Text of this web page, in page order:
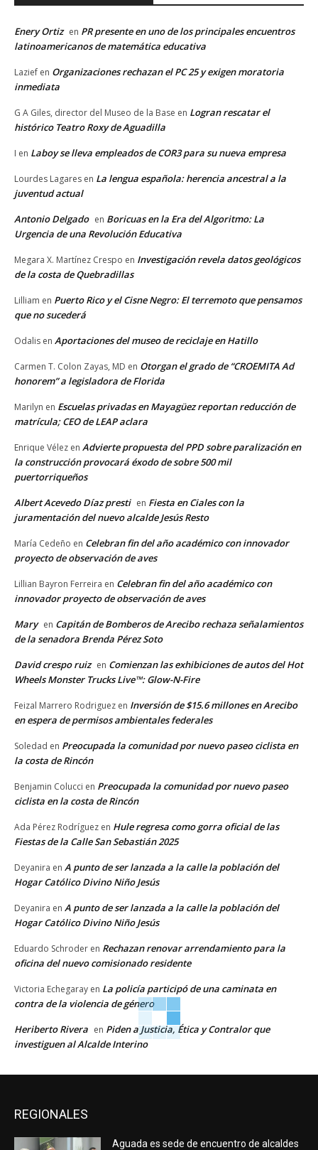
Enery Ortiz en PR presente en uno de los principales encuentros
latinoamericanos de matemática educativa
Lazief en Organizaciones rechazan el PC 25 y exigen moratoria
inmediata
G A Giles, director del Museo de la Base en Logran rescatar el
histórico Teatro Roxy de Aguadilla
I en Laboy se lleva empleados de COR3 para su nueva empresa
Lourdes Lagares en La lengua española: herencia ancestral a la
juventud actual
Antonio Delgado en Boricuas en la Era del Algoritmo: La
Urgencia de una Revolución Educativa
Megara X. Martínez Crespo en Investigación revela datos geológicos
de la costa de Quebradillas
Lilliam en Puerto Rico y el Cisne Negro: El terremoto que pensamos
que no sucederá
Odalis en Aportaciones del museo de reciclaje en Hatillo
Carmen T. Colon Zayas, MD en Otorgan el grado de “CROEMITA Ad
honorem” a legisladora de Florida
Marilyn en Escuelas privadas en Mayagüez reportan reducción de
matrícula; CEO de LEAP aclara
Enrique Vélez en Advierte propuesta del PPD sobre paralización en
la construcción provocará éxodo de sobre 500 mil
puertorriqueños
Albert Acevedo Díaz presti en Fiesta en Ciales con la
juramentación del nuevo alcalde Jesús Resto
María Cedeño en Celebran fin del año académico con innovador
proyecto de observación de aves
Lillian Bayron Ferreira en Celebran fin del año académico con
innovador proyecto de observación de aves
Mary en Capitán de Bomberos de Arecibo rechaza señalamientos
de la senadora Brenda Pérez Soto
David crespo ruiz en Comienzan las exhibiciones de autos del Hot
Wheels Monster Trucks Live™: Glow-N-Fire
Feizal Marrero Rodriguez en Inversión de $15.6 millones en Arecibo
en espera de permisos ambientales federales
Soledad en Preocupada la comunidad por nuevo paseo ciclista en
la costa de Rincón
Benjamin Colucci en Preocupada la comunidad por nuevo paseo
ciclista en la costa de Rincón
Ada Pérez Rodríguez en Hule regresa como gorra oficial de las
Fiestas de la Calle San Sebastián 2025
Deyanira en A punto de ser lanzada a la calle la población del
Hogar Católico Divino Niño Jesús
Deyanira en A punto de ser lanzada a la calle la población del
Hogar Católico Divino Niño Jesús
Eduardo Schroder en Rechazan renovar arrendamiento para la
oficina del nuevo comisionado residente
Victoria Echegaray en La policía participó de una caminata en
contra de la violencia de género
Heriberto Rivera en Piden a Justicia, Ética y Contralor que
investiguen al Alcalde Interino
REGIONALES
Aguada es sede de encuentro de alcaldes